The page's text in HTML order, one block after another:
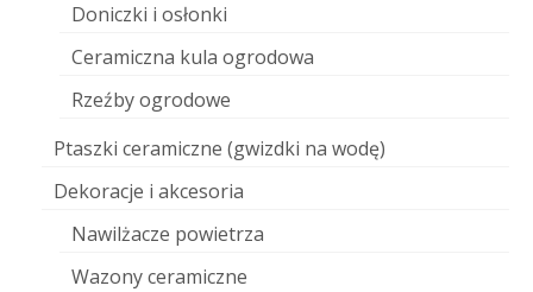
Doniczki i osłonki
Ceramiczna kula ogrodowa
Rzeźby ogrodowe
Ptaszki ceramiczne (gwizdki na wodę)
Dekoracje i akcesoria
Nawilżacze powietrza
Wazony ceramiczne